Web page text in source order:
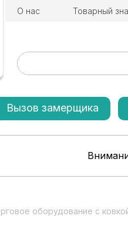
О нас Товарный
Вызов замерщика
оборудование с